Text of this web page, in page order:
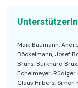
Maik Baumann,
Böckelmann, Josef
Bruns, Burkhard
Echelmeyer, Rüdiger
Claus Hilbers, Simon